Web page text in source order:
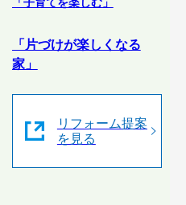
「片づけが楽しくなる
家」
リフォーム提案
を見る